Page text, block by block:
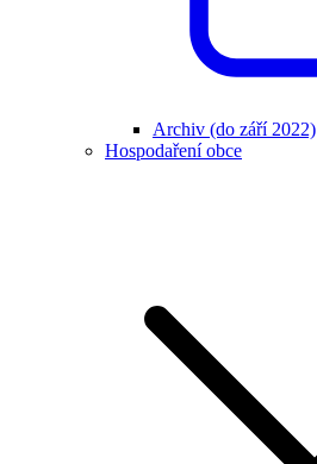
Archiv (do září 2022)
Hospodaření obce